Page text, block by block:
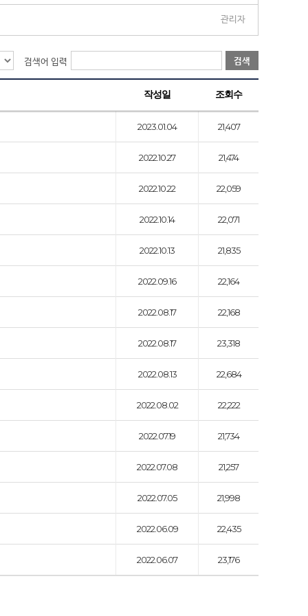
관리자
검색어 입력 검색
작성일 조회수
2023.01.04 21,407
2022.10.27 21,474
2022.10.22 22,059
2022.10.14 22,071
2022.10.13 21,835
2022.09.16 22,164
2022.08.17 22,168
2022.08.17 23,318
2022.08.13 22,684
2022.08.02 22,222
2022.07.19 21,734
2022.07.08 21,257
2022.07.05 21,998
2022.06.09 22,435
2022.06.07 23,176